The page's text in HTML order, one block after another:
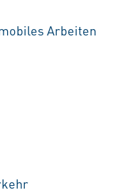
Arbeiten